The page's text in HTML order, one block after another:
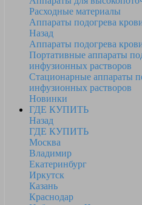
Расходные материалы
Аппараты подогрева
Назад
Аппараты подогрева
Портативные аппараты
инфузионных растворов
Стационарные аппараты
инфузионных растворов
Новинки
ГДЕ КУПИТЬ
Назад
ГДЕ КУПИТЬ
Москва
Владимир
Екатеринбург
Иркутск
Казань
Краснодар